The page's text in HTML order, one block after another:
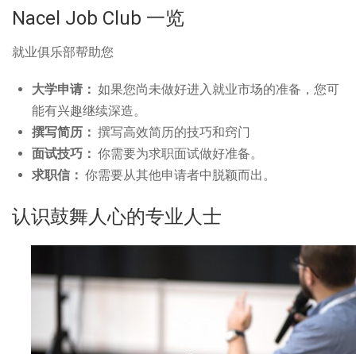
Nacel Job Club 一览
就业俱乐部帮助您
大学申请： 如果您尚未做好进入就业市场的准备，您可
能有兴趣继续深造。
撰写简历： 撰写高效简历的技巧和窍门
面试技巧： 你需要为求职面试做好准备。
求职信： 你需要从其他申请者中脱颖而出。
认识鼓舞人心的专业人士